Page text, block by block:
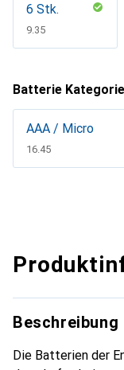
6 Stk.
CHF
9.35
Batterie Kategorie
AAA / Micro
CHF
16.45
Beschreibung
Die Batterien der